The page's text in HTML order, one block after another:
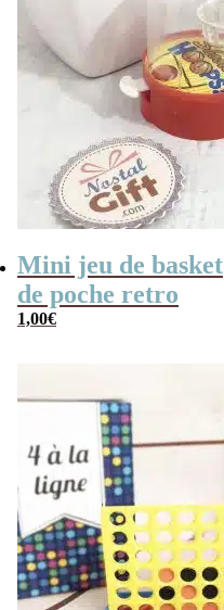
Mini jeu de basket
de poche retro
1,00€